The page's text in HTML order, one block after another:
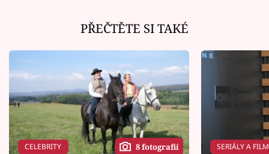
Sledujte nás
PŘEČTĚTE SI TAKÉ
CELEBRITY 8 fotografií SERIÁLY A